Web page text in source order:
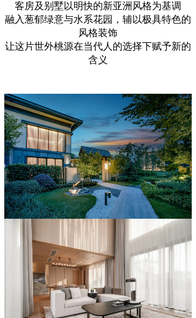
客房及别墅以明快的新亚洲风格为基调
融入葱郁绿意与水系花园，辅以极具特色的
风格装饰
让这片世外桃源在当代人的选择下赋予新的
含义